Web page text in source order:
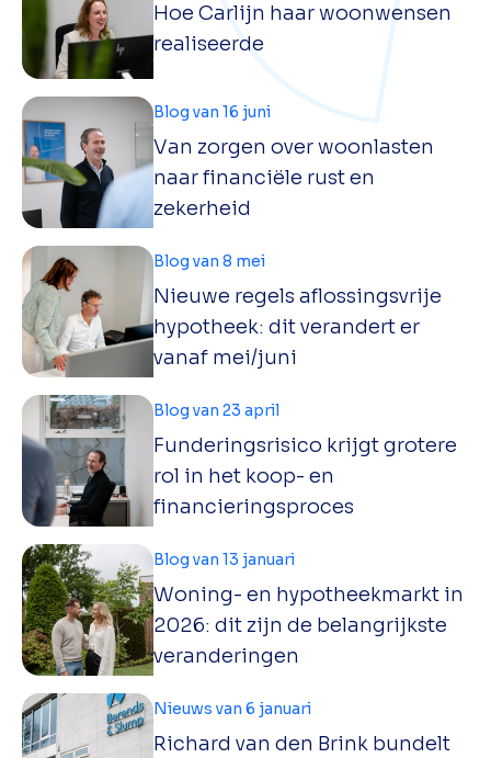
Hoe Carlijn haar woonwensen
realiseerde
Van zorgen over woonlasten
naar financiële rust en
zekerheid
Blog van 16 juni
Nieuwe regels aflossingsvrije
hypotheek: dit verandert er
vanaf mei/juni
Blog van 8 mei
Funderingsrisico krijgt grotere
rol in het koop- en
financieringsproces
Blog van 23 april
Woning- en hypotheekmarkt in
2026: dit zijn de belangrijkste
veranderingen
Blog van 13 januari
Richard van den Brink bundelt
Nieuws van 6 januari